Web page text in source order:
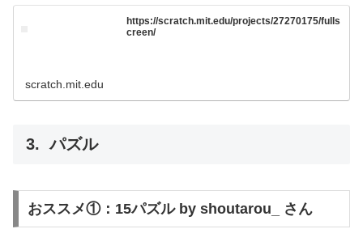
https://scratch.mit.edu/projects/27270175/fulls
creen/
scratch.mit.edu
パズル
おススメ①：15パズル by shoutarou_ さん